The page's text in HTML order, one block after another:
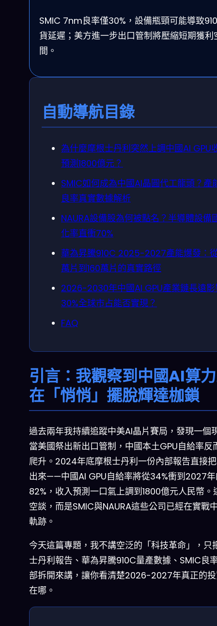
SMIC 7nm良率僅30%，設備瓶頸可能導致
貨延遲；美方進一步出口管制將壓縮短期獲利
間。
自動導航目錄
為什麼摩根士丹利突然上調中國AI GPU
預測1800億元？
SMIC如何成為中國AI晶圓代工龍頭？產
良率真實數據解析
NAURA設備股為何被點名？半導體設備
化率直衝70%
華為昇騰910C 2025-2027產能爆發：
萬片到160萬片的真實路徑
2026-2030年中國AI GPU產業鏈長遠
30%全球市占能否實現？
FAQ
引言：我觀察到中國AI算
在「悄悄」擺脫輝達枷鎖
過去兩年我持續追蹤中美AI晶片賽局，發現一個
當美國祭出新出口管制，中國本土GPU自給率反
爬升。2024年底摩根士丹利一份內部報告直接
出來——中國AI GPU自給率將從34%衝到2027
82%，收入預測一口氣上調到1800億元人民幣。
空談，而是SMIC與NAURA這些公司已經在實戰
軌跡。
今天這篇專題，我不講空泛的「科技革命」，只
士丹利報告、華為昇騰910C量產數據、SMIC良
部拆開來講，讓你看清楚2026-2027年真正的
在哪。